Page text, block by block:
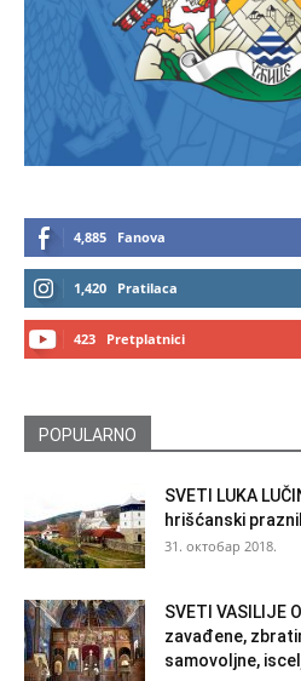
4,885 Fanova
1,420 Pratilaca
423 Pretplatnici
POPULARNO
SVETI LUKA
hrišćanski
31. октобар 2018.
SVETI VASILIJE
zavađene,
samovoljne,